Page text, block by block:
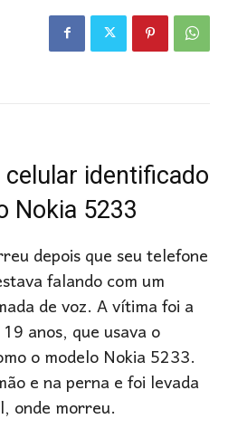
identificado
Nokia 5233
depois que seu telefone
falando com um
de voz. A vítima foi a
anos, que usava o
o modelo Nokia 5233.
e na perna e foi levada
onde morreu.